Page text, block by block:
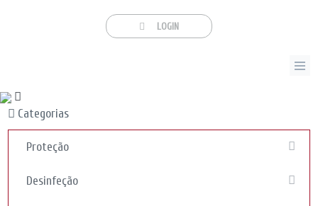
LOGIN
Categorias
Proteção
Desinfeção